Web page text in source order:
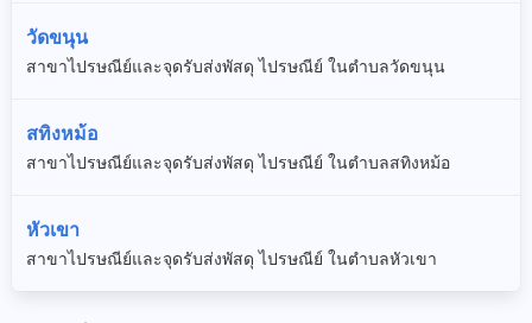
วัดขนุน
สาขาไปรษณีย์และจุดรับส่งพัสดุ ไปรษณีย์ ในตำบลวัดขนุน
สทิงหม้อ
สาขาไปรษณีย์และจุดรับส่งพัสดุ ไปรษณีย์ ในตำบลสทิงหม้อ
หัวเขา
สาขาไปรษณีย์และจุดรับส่งพัสดุ ไปรษณีย์ ในตำบลหัวเขา